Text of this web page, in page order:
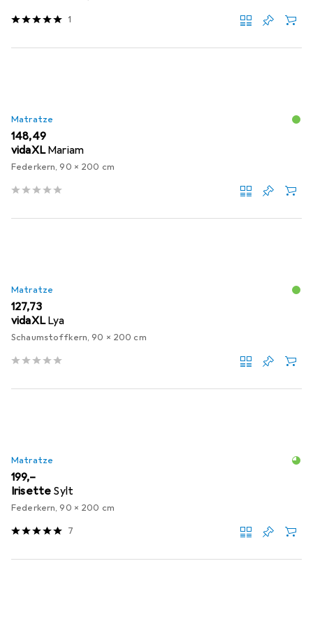
1
Matratze
EUR
148,49
vidaXL Mariam
Federkern, 90 x 200 cm
Matratze
EUR
127,73
vidaXL Lya
Schaumstoffkern, 90 x 200 cm
Matratze
EUR
199,–
Irisette Sylt
Federkern, 90 x 200 cm
7